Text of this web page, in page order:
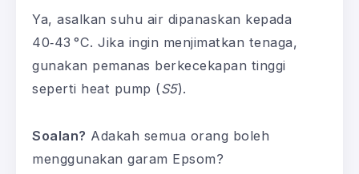
Ya, asalkan suhu air dipanaskan kepada
40‑43 °C. Jika ingin menjimatkan tenaga,
gunakan pemanas berkecekapan tinggi
seperti heat pump (S5).
Soalan? Adakah semua orang boleh
menggunakan garam Epsom?